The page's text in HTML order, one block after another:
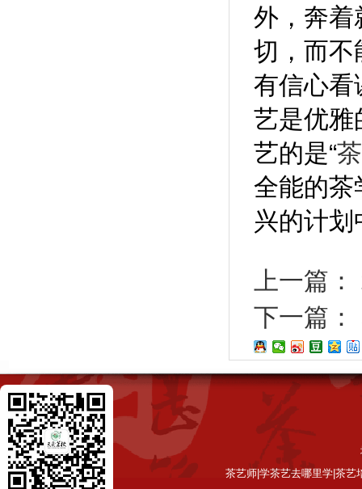
外，奔着
切，而不
有信心看
艺是优雅
艺的是“
全能的茶
兴的计划
上一篇：
下一篇：
茶艺师|学茶艺去哪里学|茶艺